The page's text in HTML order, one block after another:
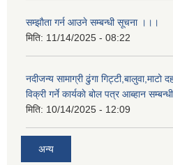
सम्झाैता गर्न आउने सम्बन्धी सूचना ।।।
मिति: 11/14/2025 - 08:22
नदीजन्य सामाग्री ढुंगा
विक्री गर्ने कार्यकाे बोल पत्र आब्हान
मिति: 10/14/2025 - 12:09
अन्य